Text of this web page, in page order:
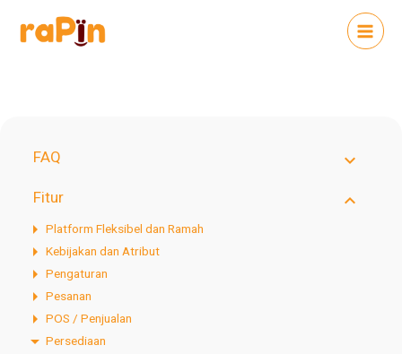
FAQ
Fitur
Platform Fleksibel dan Ramah
Kebijakan dan Atribut
Pengaturan
Pesanan
POS / Penjualan
Persediaan